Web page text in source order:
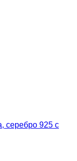
серебро 925 с